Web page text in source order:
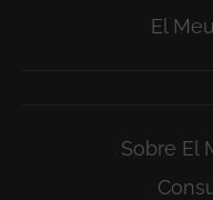
El
Sobre El